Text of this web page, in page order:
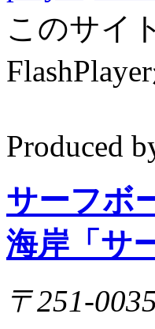
このサイ
Produced
サーフボ
海岸「サ
〒251-